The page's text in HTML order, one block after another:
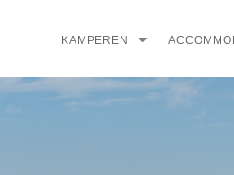
KAMPEREN